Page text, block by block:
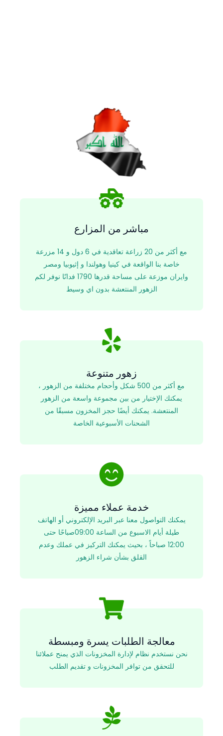
مباشر من المزارع
مع أكثر من 20 زراعة تعاقدية في 6 دول و 14 مزرعة
خاصة بنا الواقعة في كينيا وهولندا و إثيوبيا ومصر
وايران موزعة على مساحة قدرها 1790 فدانًا نوفر لكم
الزهور المنتعشة بدون اي وسيط
زهور متنوعة
مع أكثر من 500 شكل وأحجام مختلفة من الزهور ،
يمكنك الإختيار من بين مجموعة واسعة من الزهور
المنتعشة. يمكنك أيضًا حجز المخزون مسبقًا من
الشحنات الأسبوعية الخاصة
خدمة عملاء مميزة
يمكنك التواصول معنا عبر البريد الإلكتروني أو الهاتف
طيلة أيام الاسبوع من الساعة 09:00صباحًا حتى
12:00 صباحاً ، بحيث يمكنك التركيز في عملك وعدم
القلق بشأن شراء الزهور
معالجة الطلبات يسرة ومبسطة
نحن نستخدم نظام لإدارة المخزونات الذي يمنح عملائنا
للتحقق من توافر المخزونات و تقديم الطلب